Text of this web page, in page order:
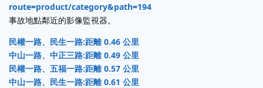
route=product/category&path=194
事故地點鄰近的影像監視器。
民權一路、民生一路:距離 0.46 公里
中山一路、中正三路:距離 0.49 公里
民權一路、五福一路:距離 0.57 公里
中山一路、民生一路:距離 0.61 公里